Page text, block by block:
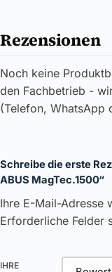
Rezensionen
Noch keine
den Fachbetrieb -
(Telefon, WhatsApp
Schreibe die erste
ABUS MagTec.1500“
Ihre E-Mail-Adresse
Erforderliche Felder
IHRE